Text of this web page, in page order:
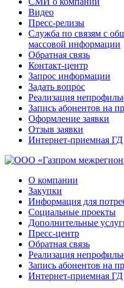
Видео
Пресс-релизы
Служба по связям с
массовой информации
Обратная связь
Контакт-центр
Запрос информации
Задать вопрос
Реализация
Запись абонентов на
Оформление заявки
Отзыв заявки
Интернет-приемная ГД
О компании
Закупки
Информация для
Социальные проекты
Дополнительные
Пресс-центр
Обратная связь
Реализация
Запись абонентов на
Интернет-приемная ГД